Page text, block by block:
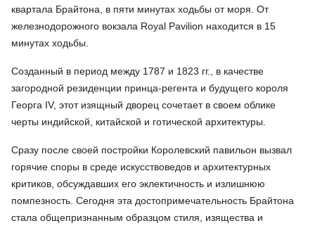
квартала Брайтона, в пяти минутах ходьбы от моря. От
железнодорожного вокзала Royal Pavilion находится в 15
минутах ходьбы.
Созданный в период между 1787 и 1823 гг., в качестве
загородной резиденции принца-регента и будущего короля
Георга IV, этот изящный дворец сочетает в своем облике
черты индийской, китайской и готической архитектуры.
Сразу после своей постройки Королевский павильон вызвал
горячие споры в среде искусствоведов и архитектурных
критиков, обсуждавших его эклектичность и излишнюю
помпезность. Сегодня эта достопримечательность Брайтона
стала общепризнанным образцом стиля, изящества и